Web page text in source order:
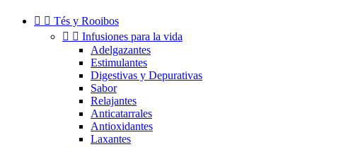
  Tés y Rooibos
  Infusiones para la vida
Adelgazantes
Estimulantes
Digestivas y Depurativas
Sabor
Relajantes
Anticatarrales
Antioxidantes
Laxantes